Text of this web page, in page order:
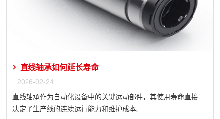
直线轴承如何延长寿命
2026-02-24
直线轴承作为自动化设备中的关键运动部件，其使用寿命直接
决定了生产线的连续运行能力和维护成本。